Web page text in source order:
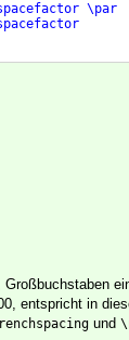
\par
entspricht in
und